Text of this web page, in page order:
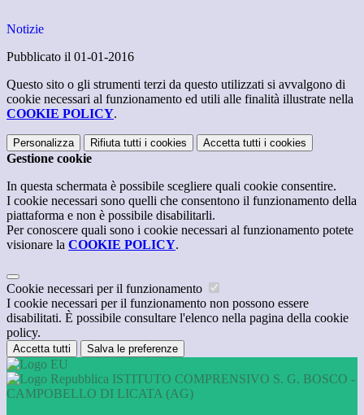
Notizie
Pubblicato il 01-01-2016
Questo sito o gli strumenti terzi da questo utilizzati si avvalgono di
cookie necessari al funzionamento ed utili alle finalità illustrate nella
COOKIE POLICY.
Personalizza Rifiuta tutti i cookies Accetta tutti i cookies
Gestione cookie
In questa schermata è possibile scegliere quali cookie consentire.
I cookie necessari sono quelli che consentono il funzionamento della
piattaforma e non è possibile disabilitarli.
Per conoscere quali sono i cookie necessari al funzionamento potete
visionare la COOKIE POLICY.
Cookie necessari per il funzionamento
I cookie necessari per il funzionamento non possono essere
disabilitati. È possibile consultare l'elenco nella pagina della cookie
policy.
Accetta tutti Salva le preferenze
ISTITUTO COMPRENSIVO S. G. BOSCO -
CAMPOBELLO DI LICATA (AG)